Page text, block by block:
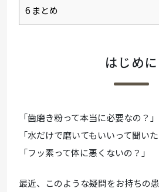
6 まとめ
はじめに
「歯磨き粉って本当に必要なの？」
「水だけで磨いてもいいって聞い
「フッ素って体に悪くないの？」
最近、このような疑問をお持ちの